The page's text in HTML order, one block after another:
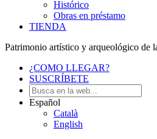
Histórico
Obras en préstamo
TIENDA
Patrimonio artístico y arqueológico de
¿COMO LLEGAR?
SUSCRÍBETE
Español
Català
English